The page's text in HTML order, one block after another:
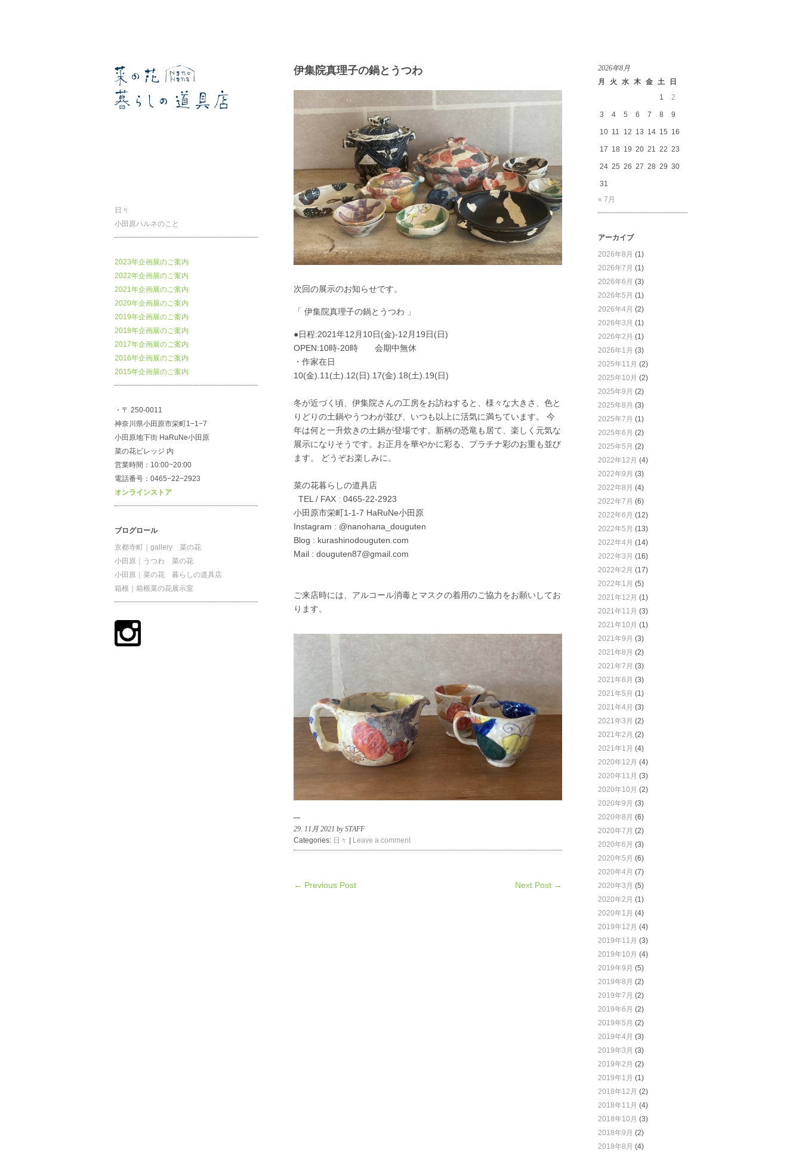
日々
小田原ハルネのこと
2023年企画展のご案内
2022年企画展のご案内
2021年企画展のご案内
2020年企画展のご案内
2019年企画展のご案内
2018年企画展のご案内
2017年企画展のご案内
2016年企画展のご案内
2015年企画展のご案内
・〒 250-0011
神奈川県小田原市栄町1−1−7
小田原地下街 HaRuNe小田原
菜の花ビレッジ 内
営業時間：10:00~20:00
電話番号：0465−22−2923
オンラインストア
ブログロール
京都寺町｜gallery 菜の花
小田原｜うつわ 菜の花
小田原｜菜の花 暮らしの道具店
箱根｜箱根菜の花展示室
伊集院真理子の鍋とうつわ
次回の展示のお知らせです。
「 伊集院真理子の鍋とうつわ 」
●日程:2021年12月10日(金)-12月19日(日)
OPEN:10時-20時 会期中無休
・作家在日
10(金).11(土).12(日).17(金).18(土).19(日)
冬が近づく頃、伊集院さんの工房をお訪ねすると、様々な大きさ、色と
りどりの土鍋やうつわが並び、いつも以上に活気に満ちています。 今
年は何と一升炊きの土鍋が登場です。新柄の恐竜も居て、楽しく元気な
展示になりそうです。お正月を華やかに彩る、プラチナ彩のお重も並び
ます。 どうぞお楽しみに。
菜の花暮らしの道具店
TEL / FAX : 0465-22-2923
小田原市栄町1-1-7 HaRuNe小田原
Instagram : @nanohana_douguten
Blog : kurashinodouguten.com
Mail : douguten87@gmail.com
ご来店時には、アルコール消毒とマスクの着用のご協力をお願いしてお
ります。
29. 11月 2021 by STAFF
Categories: 日々 Leave a comment
← Previous Post Next Post →
2026年8月
月
火 水 木 金 土
日
1
2
3 4 5 6 7 8 9
10 11 12 13 14 15 16
17 18 19 20 21 22 23
24 25 26 27 28 29 30
31
« 7月
アーカイブ
2026年8月 (1)
2026年7月 (1)
2026年6月 (3)
2026年5月 (1)
2026年4月 (2)
2026年3月 (1)
2026年2月 (1)
2026年1月 (3)
2025年11月 (2)
2025年10月 (2)
2025年9月 (2)
2025年8月 (3)
2025年7月 (1)
2025年6月 (2)
2025年5月 (2)
2022年12月 (4)
2022年9月 (3)
2022年8月 (4)
2022年7月 (6)
2022年6月 (12)
2022年5月 (13)
2022年4月 (14)
2022年3月 (16)
2022年2月 (17)
2022年1月 (5)
2021年12月 (1)
2021年11月 (3)
2021年10月 (1)
2021年9月 (3)
2021年8月 (2)
2021年7月 (3)
2021年6月 (3)
2021年5月 (1)
2021年4月 (3)
2021年3月 (2)
2021年2月 (2)
2021年1月 (4)
2020年12月 (4)
2020年11月 (3)
2020年10月 (2)
2020年9月 (3)
2020年8月 (6)
2020年7月 (2)
2020年6月 (3)
2020年5月 (6)
2020年4月 (7)
2020年3月 (5)
2020年2月 (1)
2020年1月 (4)
2019年12月 (4)
2019年11月 (3)
2019年10月 (4)
2019年9月 (5)
2019年8月 (2)
2019年7月 (2)
2019年6月 (2)
2019年5月 (2)
2019年4月 (3)
2019年3月 (3)
2019年2月 (2)
2019年1月 (1)
2018年12月 (2)
2018年11月 (4)
2018年10月 (3)
2018年9月 (2)
2018年8月 (4)